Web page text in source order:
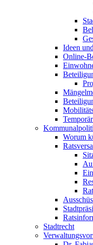
Ideen
Online-
Worum
Stadtrecht